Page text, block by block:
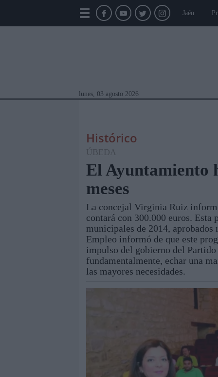
Jaén
lunes, 03 agosto 2026
Módulos Portada
Histórico
ÚBEDA
El Ayuntamiento
meses
La concejal Virginia Ruiz
contará con 300.000 euros. Esta
municipales de 2014, aprobados
Empleo informó de que este
impulso del gobierno del Partido
fundamentalmente, echar una
las mayores necesidades.